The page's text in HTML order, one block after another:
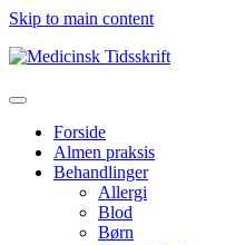
Skip to main content
Forside
Almen praksis
Behandlinger
Allergi
Blod
Børn